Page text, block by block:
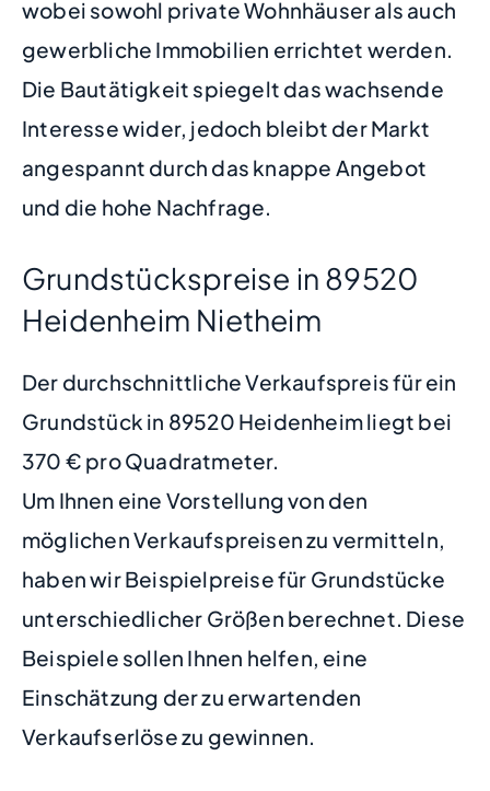
wobei sowohl private Wohnhäuser als auch
gewerbliche Immobilien errichtet werden.
Die Bautätigkeit spiegelt das wachsende
Interesse wider, jedoch bleibt der Markt
angespannt durch das knappe Angebot
und die hohe Nachfrage.
Grundstückspreise in 89520
Heidenheim Nietheim
Der durchschnittliche Verkaufspreis für ein
Grundstück in 89520 Heidenheim liegt bei
370 € pro Quadratmeter.
Um Ihnen eine Vorstellung von den
möglichen Verkaufspreisen zu vermitteln,
haben wir Beispielpreise für Grundstücke
unterschiedlicher Größen berechnet. Diese
Beispiele sollen Ihnen helfen, eine
Einschätzung der zu erwartenden
Verkaufserlöse zu gewinnen.